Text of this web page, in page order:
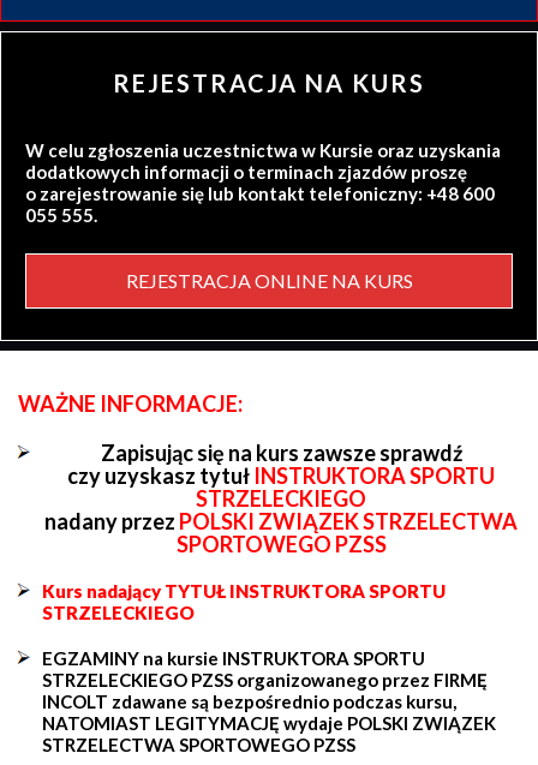
REJESTRACJA NA KURS
W celu zgłoszenia uczestnictwa w Kursie oraz uzyskania
dodatkowych informacji o terminach zjazdów proszę
o zarejestrowanie się lub kontakt telefoniczny: +48 600
055 555.
REJESTRACJA ONLINE NA KURS
WAŻNE INFORMACJE:
Zapisując się na kurs zawsze sprawdź
czy uzyskasz tytuł INSTRUKTORA SPORTU
STRZELECKIEGO
nadany przez POLSKI ZWIĄZEK STRZELECTWA
SPORTOWEGO PZSS
Kurs nadający TYTUŁ INSTRUKTORA SPORTU
STRZELECKIEGO
EGZAMINY na kursie INSTRUKTORA SPORTU
STRZELECKIEGO PZSS organizowanego przez FIRMĘ
INCOLT zdawane są bezpośrednio podczas kursu,
NATOMIAST LEGITYMACJĘ wydaje POLSKI ZWIĄZEK
STRZELECTWA SPORTOWEGO PZSS